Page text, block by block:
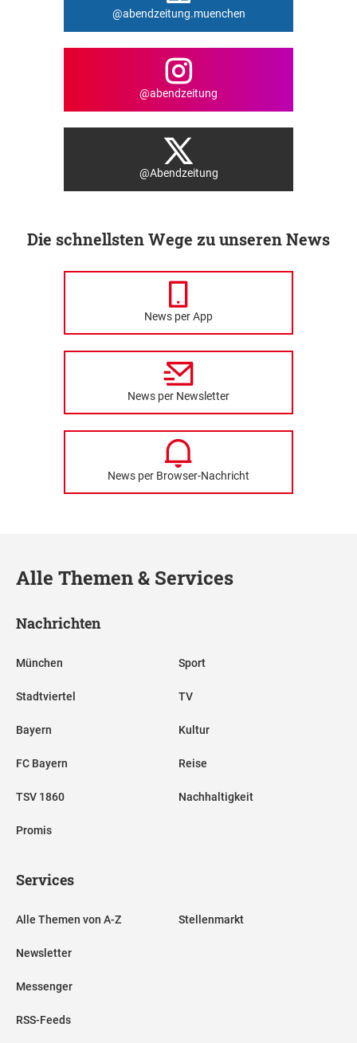
@abendzeitung.muenchen
@abendzeitung
@Abendzeitung
Die schnellsten Wege zu unseren News
News per App
News per Newsletter
News per Browser-Nachricht
Alle Themen & Services
Nachrichten
München
Stadtviertel
Bayern
FC Bayern
TSV 1860
Promis
Sport
TV
Kultur
Reise
Nachhaltigkeit
Services
Alle Themen von A-Z
Newsletter
Messenger
RSS-Feeds
Stellenmarkt